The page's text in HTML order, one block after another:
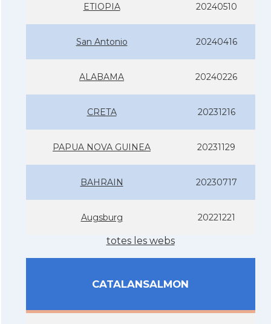
ETIOPIA 20240510
San Antonio 20240416
ALABAMA 20240226
CRETA 20231216
PAPUA NOVA GUINEA 20231129
BAHRAIN 20230717
Augsburg 20221221
totes les webs
CATALANSALMON